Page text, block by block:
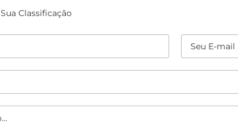
Sua Classificação